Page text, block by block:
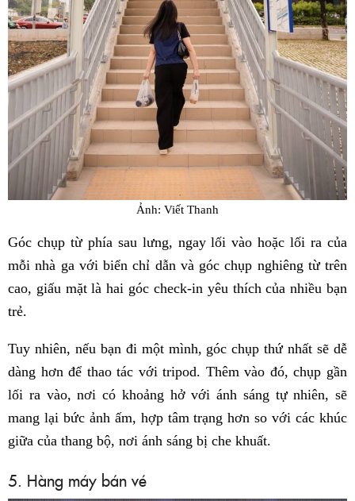
Ảnh: Viết Thanh
Góc chụp từ phía sau lưng, ngay lối vào hoặc lối ra của
mỗi nhà ga với biển chỉ dẫn và góc chụp nghiêng từ trên
cao, giấu mặt là hai góc check-in yêu thích của nhiều bạn
trẻ.
Tuy nhiên, nếu bạn đi một mình, góc chụp thứ nhất sẽ dễ
dàng hơn để thao tác với tripod. Thêm vào đó, chụp gần
lối ra vào, nơi có khoảng hở với ánh sáng tự nhiên, sẽ
mang lại bức ảnh ấm, hợp tâm trạng hơn so với các khúc
giữa của thang bộ, nơi ánh sáng bị che khuất.
5. Hàng máy bán vé